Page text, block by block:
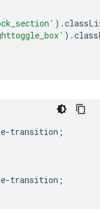
).
).
transition ;
transition ;